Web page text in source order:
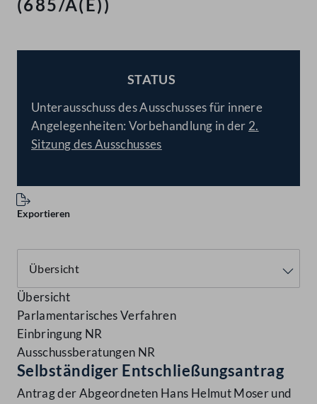
(685/A(E))
STATUS
Unterausschuss des Ausschusses für innere
Angelegenheiten: Vorbehandlung in der 2.
Sitzung des Ausschusses
Exportieren
Übersicht
Parlamentarisches Verfahren
Einbringung NR
Ausschussberatungen NR
Selbständiger Entschließungsantrag
Antrag der Abgeordneten Hans Helmut Moser und